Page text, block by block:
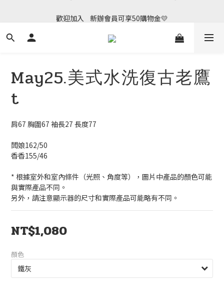
歡迎加入    新辦會員可享50購物金💛
Welcome join us ~~~ Have a wonderful day 💗
May25.美式水洗復古老鷹
t
肩67 胸圍67 袖長27 長度77
闆娘162/50
香香155/46
* 根據室外和室內條件（光照、角度等），圖片中產品的顏色可能
與實際產品不同。
另外，請注意顯示器的尺寸和實際產品可能略有不同。
NT$1,080
顏色